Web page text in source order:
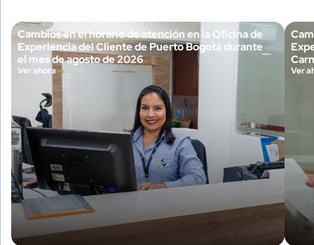
Cambios en el horario de atención en la Oficina de
Experiencia del Cliente de Puerto Bogotá durante
el mes de agosto de 2026
Ver ahora Ver